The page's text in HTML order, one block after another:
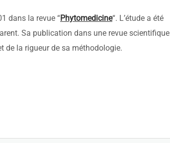
dans la revue “Phytomedicine“. L’étude a été
Sa publication dans une revue scientifique
de la rigueur de sa méthodologie.